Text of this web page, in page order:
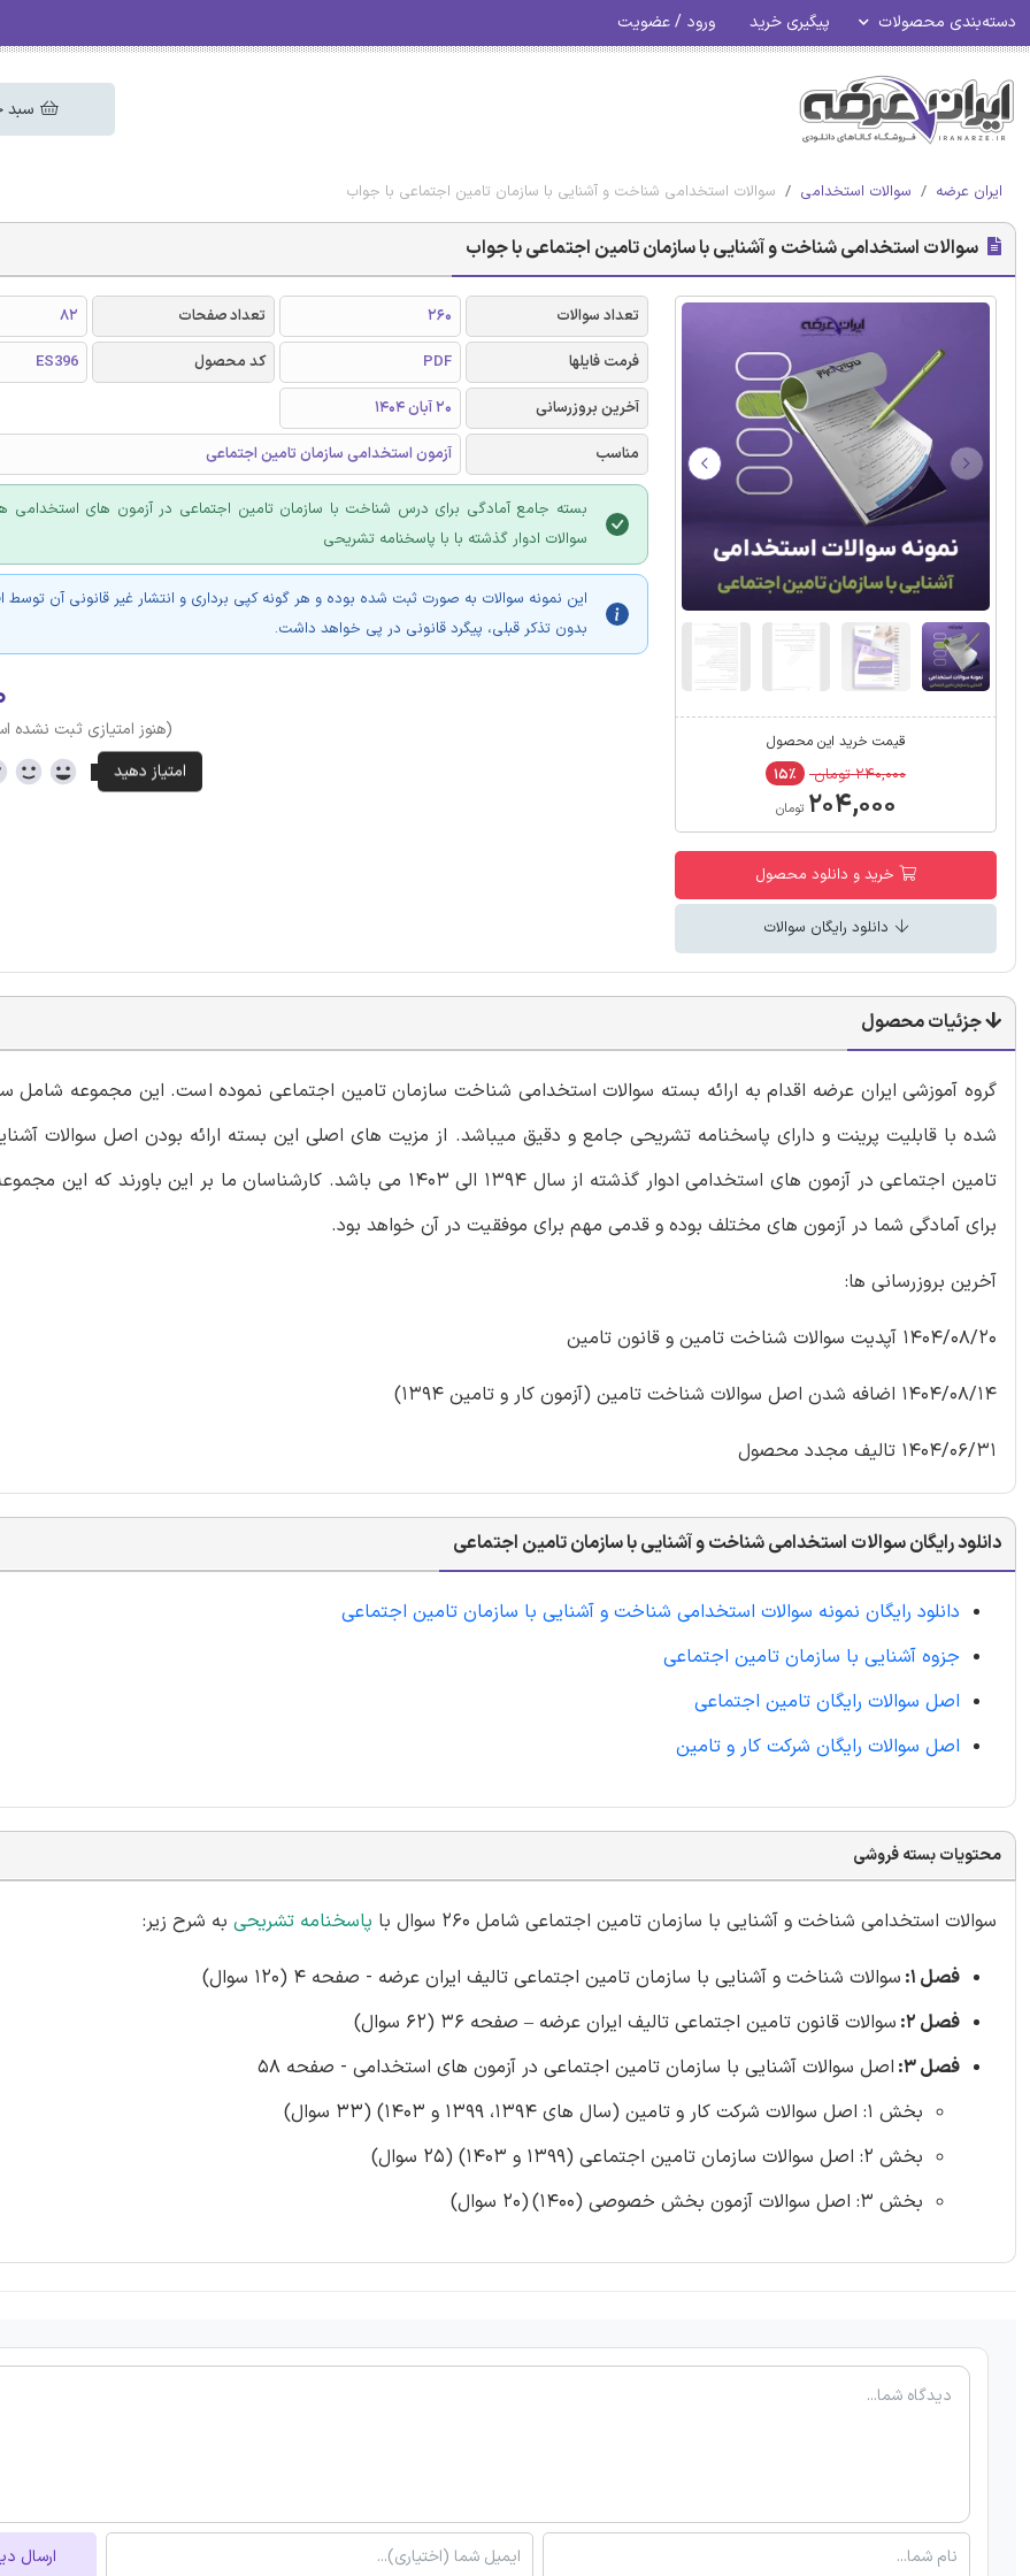
دسته‌بندی محصولات پیگیری خرید ورود / عضویت
سبد
ایران عرضه سوالات استخدامی سوالات استخدامی شناخت و آشنایی با سازمان تامین اجتماعی با جواب
سوالات استخدامی شناخت و آشنایی با سازمان تامین اجتماعی با جواب
قیمت خرید این محصول
۲۴۰,۰۰۰ تومان ۱۵٪
۲۰۴,۰۰۰ تومان
خرید و دانلود محصول
دانلود رایگان سوالات
تعداد سوالات 260 تعداد صفحات
82
فرمت فایلها
PDF کد محصول
ES396
آخرین بروزرسانی
20 آبان 1404
مناسب
آزمون استخدامی سازمان تامین اجتماعی
بسته جامع آمادگی برای درس شناخت با سازمان تامین اجتماعی در آزمون های استخدامی
سوالات ادوار گذشته با با پاسخنامه تشریحی
این نمونه سوالات به صورت ثبت شده بوده و هر گونه کپی برداری و انتشار غیر قانونی آن توسط
بدون تذکر قبلی، پیگرد قانونی در پی خواهد داشت.
(هنوز امتیازی ثبت نشده
جزئیات محصول
گروه آموزشی ایران عرضه اقدام به ارائه بسته سوالات استخدامی شناخت سازمان تامین اجتماعی نموده است. این مجموعه شامل
شده با قابلیت پرینت و دارای پاسخنامه تشریحی جامع و دقیق میباشد. از مزیت های اصلی این بسته ارائه بودن اصل سوالات
تامین اجتماعی در آزمون های استخدامی ادوار گذشته از سال 1394 الی 1403 می باشد. کارشناسان ما بر این
برای آمادگی شما در آزمون های مختلف بوده و قدمی مهم برای موفقیت در آن خواهد بود.
آخرین بروزرسانی ها:
1404/08/20 آپدیت سوالات شناخت تامین و قانون تامین
1404/08/14 اضافه شدن اصل سوالات شناخت تامین (آزمون کار و تامین 1394)
1404/06/31 تالیف مجدد محصول
دانلود رایگان سوالات استخدامی شناخت و آشنایی با سازمان تامین اجتماعی
دانلود رایگان نمونه سوالات استخدامی شناخت و آشنایی با سازمان تامین اجتماعی
جزوه آشنایی با سازمان تامین اجتماعی
اصل سوالات رایگان تامین اجتماعی
اصل سوالات رایگان شرکت کار و تامین
محتویات بسته فروشی
سوالات استخدامی شناخت و آشنایی با سازمان تامین اجتماعی شامل 260 سوال با پاسخنامه تشریحی به شرح زیر:
فصل 1:
سوالات شناخت و آشنایی با سازمان تامین اجتماعی تالیف ایران عرضه - صفحه 4 (120 سوال)
فصل 2:
سوالات قانون تامین اجتماعی تالیف ایران عرضه – صفحه 36 (62 سوال)
فصل 3:
اصل سوالات آشنایی با سازمان تامین اجتماعی در آزمون های استخدامی - صفحه 58
بخش 1: اصل سوالات شرکت کار و تامین (سال های 1394، 1399 و 1403) (33 سوال)
بخش 2: اصل سوالات سازمان تامین اجتماعی (1399 و 1403) (25 سوال)
بخش 3: اصل سوالات آزمون بخش خصوصی (1400)
(20 سوال)
ارسال